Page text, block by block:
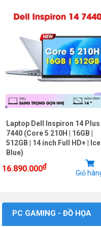
Laptop Dell Inspiron 14 Plus
7440 (Core 5 210H | 16GB |
512GB | 14 inch Full HD+ | Ice
Blue)
16.890.000₫
Giỏ
PC GAMING - ĐỒ HỌA